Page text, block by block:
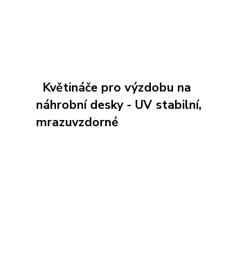
Květináče pro výzdobu na
náhrobní desky - UV stabilní,
mrazuvzdorné